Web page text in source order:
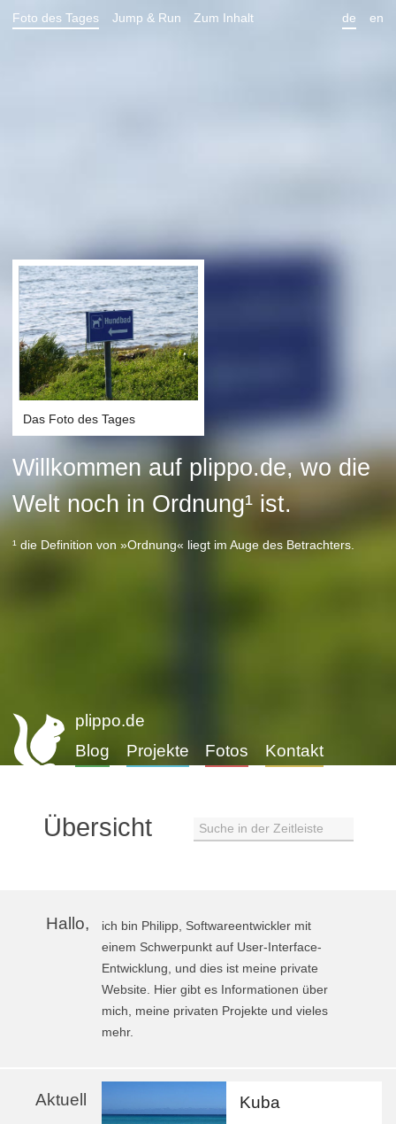
Foto des Tages Jump & Run Zum Inhalt
Das Foto des Tages
Willkommen auf plippo.de, wo die
Welt noch in Ordnung¹ ist.
¹ die Definition von »Ordnung« liegt im Auge des Betrachters.
plippo.de
Blog
Projekte Fotos Kontakt
de en
Übersicht Suche in der Zeitleiste
Hallo,
ich bin Philipp, Softwareentwickler mit
einem Schwerpunkt auf User-Interface-
Entwicklung, und dies ist meine private
Website. Hier gibt es Informationen über
mich, meine privaten Projekte und vieles
mehr.
Aktuell Kuba